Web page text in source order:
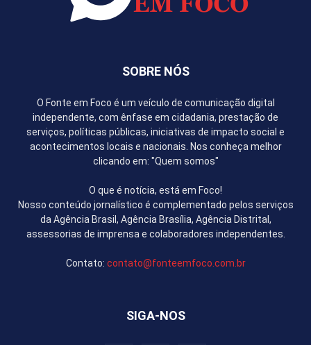
SOBRE NÓS
O Fonte em Foco é um veículo de comunicação digital
independente, com ênfase em cidadania, prestação de
serviços, políticas públicas, iniciativas de impacto social e
acontecimentos locais e nacionais. Nos conheça melhor
clicando em: "Quem somos"
O que é notícia, está em Foco!
Nosso conteúdo jornalístico é complementado pelos serviços
da Agência Brasil, Agência Brasília, Agência Distrital,
assessorias de imprensa e colaboradores independentes.
Contato: contato@fonteemfoco.com.br
SIGA-NOS